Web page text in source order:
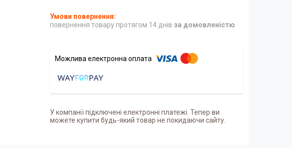
повернення товару протягом 14 днів за домовленістю
У компанії підключені електронні платежі. Тепер ви
можете купити будь-який товар не покидаючи сайту.